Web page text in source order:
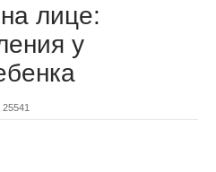
лице:
у
25541